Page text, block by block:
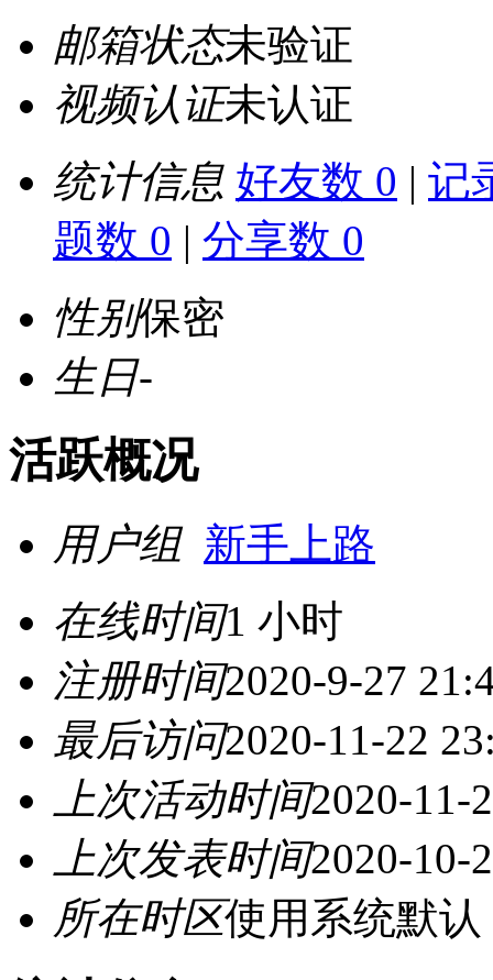
邮箱状态未验证
视频认证未认证
统计信息 好友数 0 | 记
题数 0 | 分享数 0
性别保密
生日-
活跃概况
用户组 新手上路
在线时间1 小时
注册时间2020-9-27
最后访问2020-11-22
上次活动时间2020-11-
上次发表时间2020-10-
所在时区使用系统默认